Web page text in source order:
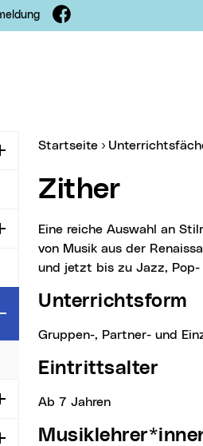
Facebook
Aufklappen
Aufklappen
Zuklappen
Aufklappen
Aufklappen
Sie sind hier:
Startseite
Zither
Eine reiche Auswahl an Stilrichtungen findet man im Unterrichtsfach Zither: Bearbeitungen
von Musik aus der
und jetzt bis zu Jazz, Pop-
Unterrichtsform
Gruppen-, Partner- und
Eintrittsalter
ab 7 Jahren